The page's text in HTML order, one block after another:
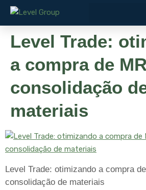
Level Trade:
a compra de
consolidação
materiais
Level Trade: otimizando a compra
consolidação de materiais